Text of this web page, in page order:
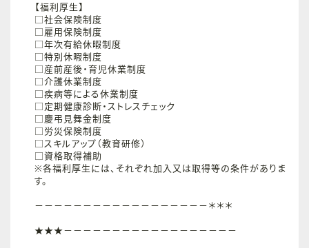
【福利厚生】
□社会保険制度
□雇用保険制度
□年次有給休暇制度
□特別休暇制度
□産前産後・育児休業制度
□介護休業制度
□疾病等による休業制度
□定期健康診断・ストレスチェック
□慶弔見舞金制度
□労災保険制度
□スキルアップ（教育研修）
□資格取得補助
※各福利厚生には、それぞれ加入又は取得等の条件がありま
す。
－－－－－－－－－－－－－－－－－－＊＊＊
★★★－－－－－－－－－－－－－－－－－－